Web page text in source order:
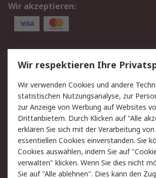
Wir akzeptieren:
Service
Value Added Services
Rücksendungen
Kontakt
Hilfe
Rechtliches
AGB
Cookie-Richtlinie
Copyright/Impressum
Wir respektieren Ihre
Wir verwenden Cookies und andere
statistischen Nutzungsanalyse, zur
zur Anzeige von Werbung auf Websites
Drittanbietern. Durch Klicken auf "Alle
erklären Sie sich mit der Verarbeitung
essentiellen Cookies einverstanden. Sie
Cookies auswählen, indem Sie auf
verwalten" klicken. Wenn Sie dies nicht
Sie auf "Alle ablehnen". Dies kann den